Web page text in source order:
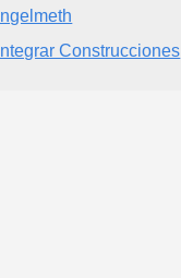
Ingelmeth
Integrar Construcciones